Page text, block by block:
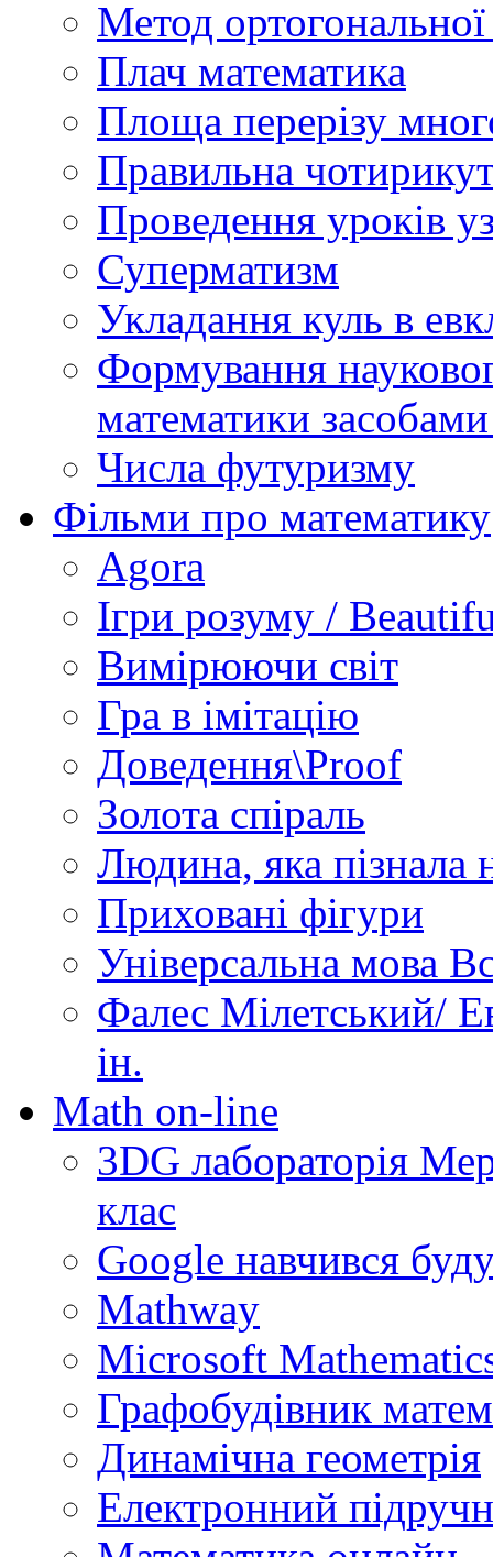
Метод ортогональної
Плач математика
Площа перерізу
Правильна
Проведення уроків
Суперматизм
Укладання куль в
Формування
математики
Числа футуризму
Фільми про математику
Agora
Ігри розуму /
Вимірюючи світ
Гра в імітацію
Доведення\Proof
Золота спіраль
Людина, яка пізнала
Приховані фігури
Універсальна мова
Фалес Мілетський/
ін.
Math on-line
3DG лабораторія
клас
Google навчився
Mathway
Microsoft
Графобудівник
Динамічна геометрія
Електронний